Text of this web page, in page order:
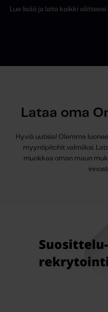
Lue lisää ja laita kaikki väitteesi
Lataa oma
Hyviä uutisia! Olemme
myyntipitchit valmiiksi.
muokkaa oman maun